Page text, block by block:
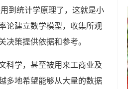
到统计学原理了，这就是小
论建立数学模型，收集所观
决策提供依据和参考。
科学，甚至被用来工商业及
多地希望能够从大量的数据